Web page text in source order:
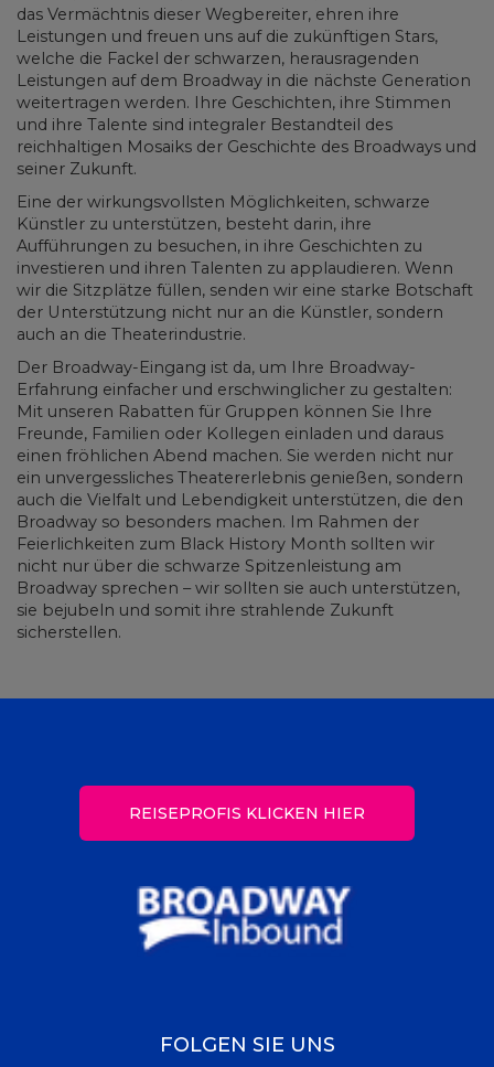
das Vermächtnis dieser Wegbereiter, ehren ihre
Leistungen und freuen uns auf die zukünftigen Stars,
welche die Fackel der schwarzen, herausragenden
Leistungen auf dem Broadway in die nächste Generation
weitertragen werden. Ihre Geschichten, ihre Stimmen
und ihre Talente sind integraler Bestandteil des
reichhaltigen Mosaiks der Geschichte des Broadways und
seiner Zukunft.
Eine der wirkungsvollsten Möglichkeiten, schwarze
Künstler zu unterstützen, besteht darin, ihre
Aufführungen zu besuchen, in ihre Geschichten zu
investieren und ihren Talenten zu applaudieren. Wenn
wir die Sitzplätze füllen, senden wir eine starke Botschaft
der Unterstützung nicht nur an die Künstler, sondern
auch an die Theaterindustrie.
Der Broadway-Eingang ist da, um Ihre Broadway-
Erfahrung einfacher und erschwinglicher zu gestalten:
Mit unseren Rabatten für Gruppen können Sie Ihre
Freunde, Familien oder Kollegen einladen und daraus
einen fröhlichen Abend machen. Sie werden nicht nur
ein unvergessliches Theatererlebnis genießen, sondern
auch die Vielfalt und Lebendigkeit unterstützen, die den
Broadway so besonders machen. Im Rahmen der
Feierlichkeiten zum Black History Month sollten wir
nicht nur über die schwarze Spitzenleistung am
Broadway sprechen – wir sollten sie auch unterstützen,
sie bejubeln und somit ihre strahlende Zukunft
sicherstellen.
REISEPROFIS KLICKEN HIER
FOLGEN SIE UNS